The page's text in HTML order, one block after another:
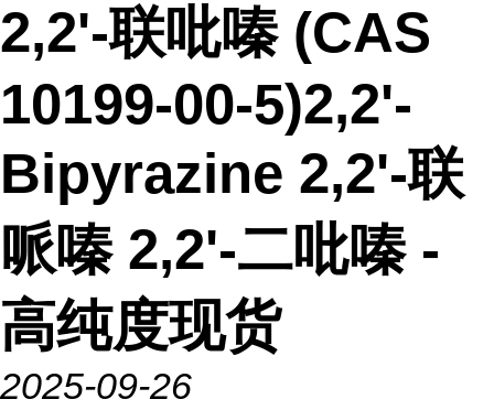
2,2'-联吡嗪 (CAS
10199-00-5)2,2'-
Bipyrazine 2,2'-联
哌嗪 2,2'-二吡嗪 -
高纯度现货
2025-09-26